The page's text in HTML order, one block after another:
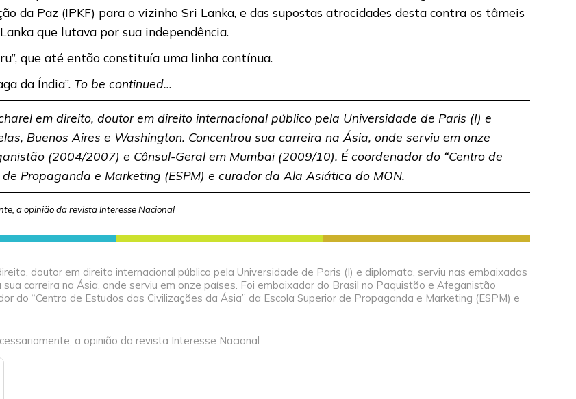
da Paz (IPKF) para o vizinho Sri Lanka, e das supostas atrocidades desta contra os tâmeis
que lutava por sua independência.
que até então constituía uma linha contínua.
da Índia”. To be continued…
em direito, doutor em direito internacional público pela Universidade de Paris (I) e
Buenos Aires e Washington. Concentrou sua carreira na Ásia, onde serviu em onze
(2004/2007) e Cônsul-Geral em Mumbai (2009/10). É coordenador do “Centro de
Propaganda e Marketing (ESPM) e curador da Ala Asiática do MON.
a opinião da revista Interesse Nacional
doutor em direito internacional público pela Universidade de Paris (I) e diplomata, serviu nas embaixadas
carreira na Ásia, onde serviu em onze países. Foi embaixador do Brasil no Paquistão e Afeganistão
do “Centro de Estudos das Civilizações da Ásia” da Escola Superior de Propaganda e Marketing (ESPM) e
a opinião da revista Interesse Nacional